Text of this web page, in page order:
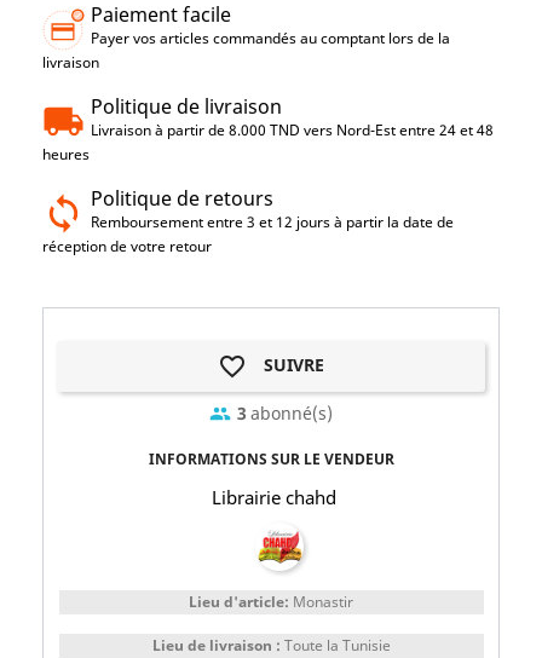
Paiement facile
Payer vos articles commandés au comptant lors de la
livraison
Politique de livraison
Livraison à partir de 8.000 TND vers Nord-Est entre 24 et 48
heures
Politique de retours
Remboursement entre 3 et 12 jours à partir la date de
réception de votre retour
favorite_border SUIVRE
group 3 abonné(s)
INFORMATIONS SUR LE VENDEUR
Librairie chahd
Lieu d'article: Monastir
Lieu de livraison : Toute la Tunisie